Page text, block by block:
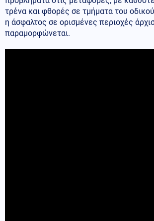
τρένα και φθορές σε τμήματα του
η άσφαλτος σε ορισμένες περιοχές
παραμορφώνεται.